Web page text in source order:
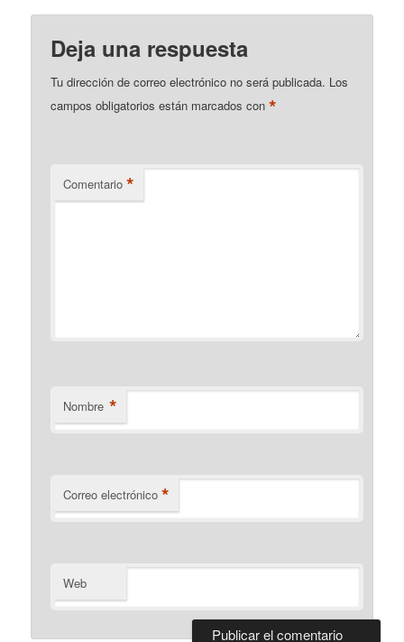
Deja una respuesta
Tu dirección de correo electrónico no será publicada. Los
campos obligatorios están marcados con*
Comentario *
Nombre *
Correo electrónico *
Web